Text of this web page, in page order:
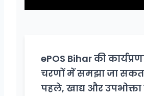
ePOS Bihar की
चरणों में समझा जा
पहले, खाद्य और